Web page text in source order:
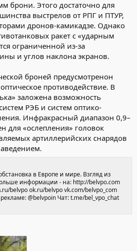
брони. Этого достаточно для
выстрелов от РПГ и ПТУР,
дронов-камикадзе. Однако
ракет с «ударным
ограниченной из-за
и углов наклона экранов.
броней предусмотренон
противодействие. В
заложена возможность
РЭБ и систем оптико-
Инфракрасный диапазон 0,9–
для «ослепления» головок
артиллерийских снарядов
в Европе и мире. Взгляд из
информации - на: http://belvpo.com
belvpo ok.ru/belvpo vk.com/belvpo_com
@belvpoin Чат: t.me/bel_vpo_chat